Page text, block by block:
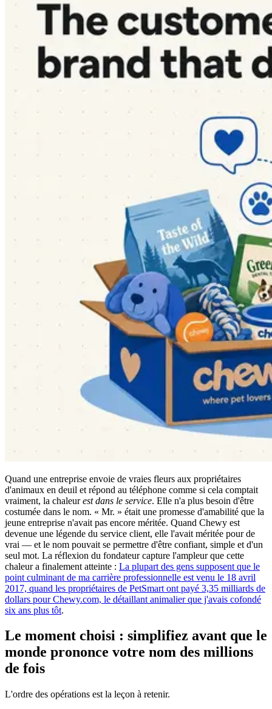
Quand une entreprise envoie de vraies fleurs aux propriétaires
d'animaux en deuil et répond au téléphone comme si cela comptait
vraiment, la chaleurest dans le service. Elle n'a plus besoin d'être
costumée dans le nom. « Mr. » était une promesse d'amabilité que la
jeune entreprise n'avait pas encore méritée. Quand Chewy est
devenue une légende du service client, elle l'avait méritée pour de
vrai — et le nom pouvait se permettre d'être confiant, simple et d'un
seul mot. La réflexion du fondateur capture l'ampleur que cette
chaleur a finalement atteinte : La plupart des gens supposent que le
point culminant de ma carrière professionnelle est venu le 18 avril
2017, quand les propriétaires de PetSmart ont payé 3,35 milliards de
dollars pour Chewy.com, le détaillant animalier que j'avais cofondé
six ans plus tôt.
Le moment choisi : simplifiez avant que le
monde prononce votre nom des millions
de fois
L'ordre des opérations est la leçon à retenir.